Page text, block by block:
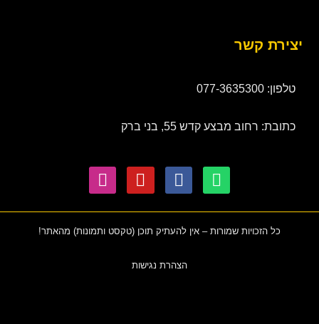
יצירת קשר
טלפון: 077-3635300
כתובת: רחוב מבצע קדש 55, בני ברק
כל הזכויות שמורות – אין להעתיק תוכן (טקסט ותמונות) מהאתר!
הצהרת נגישות